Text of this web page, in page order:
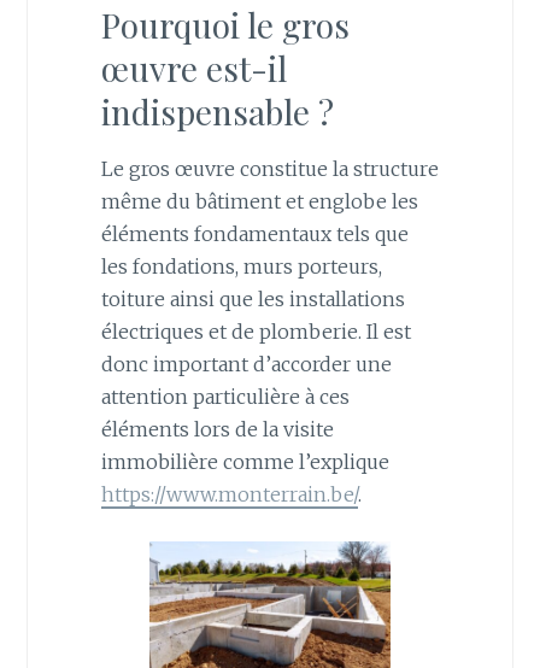
Pourquoi le gros
œuvre est-il
indispensable ?
Le gros œuvre constitue la structure
même du bâtiment et englobe les
éléments fondamentaux tels que
les fondations, murs porteurs,
toiture ainsi que les installations
électriques et de plomberie. Il est
donc important d’accorder une
attention particulière à ces
éléments lors de la visite
immobilière comme l’explique
https://www.monterrain.be/.